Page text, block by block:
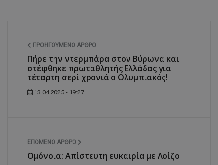
ΠΡΟΗΓΟΎΜΕΝΟ ΆΡΘΡΟ
Πήρε την ντερμπάρα στον Βύρωνα και
στέφθηκε πρωταθλητής Ελλάδας για
τέταρτη σερί χρονιά ο Ολυμπιακός!
13.04.2025 - 19:27
ΕΠΌΜΕΝΟ ΆΡΘΡΟ
Ομόνοια: Απίστευτη ευκαιρία με Λοίζο